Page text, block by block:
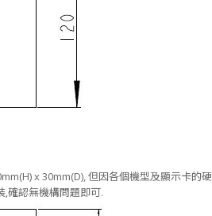
x 30mm(D), 但因各個機型及顯示卡的硬
確認無機構問題即可.